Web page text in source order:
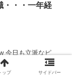
・・・一年経
今日も立派なピ
もオクラももうす
なのかも...
ップ サイドバー